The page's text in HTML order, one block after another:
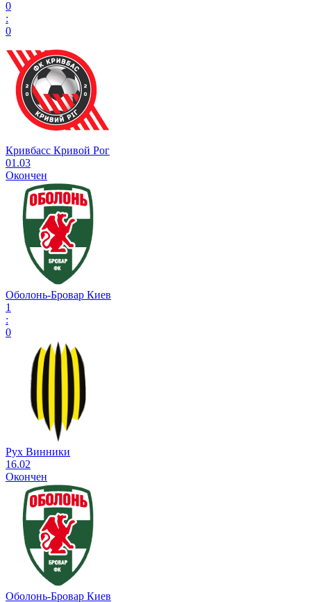
0
:
0
Кривбасс Кривой Рог
01.03
Окончен
Оболонь-Бровар Киев
1
:
0
Рух Винники
16.02
Окончен
Оболонь-Бровар Киев